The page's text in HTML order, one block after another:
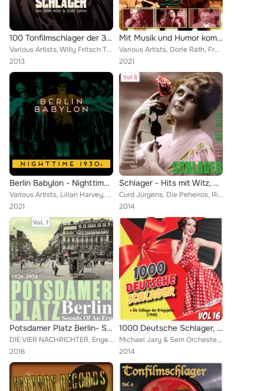
100 Tonfilmschlager der 30er, 40er und 50er Jahre
Various Artists, Willy Fritsch Trio und Begleitorchester, Marlene Dietrich, Ilse Werner, Bergleitorchester Werner Bochmann, Come...
2013
Mit Musik und Humor kommt man gut durch diese Zeit
Various Artists, Dorle Rath, Fred Bertelmann, Evelyn Künneke, Johannes Heesters, Topsy Küppers, Geschwister Schmid, Heinz Erhard...
2021
Berlin Babylon - Nighttime 1930's
Various Artists, Lilian Harvey, Barnabas Von Geczy and His Orchestra, Die Weintraubs, Otto Stenzel Dance Orchestra, Robert Gaden...
2021
Schlager - Hits mit Witz, Vol. 8
Curd Jürgens, Die Peheiros, Richard Germer, Karl Berbuer, Jupp Schmitz, Willy Fritsch, Evelyn Künneke, Dietmar Kivel, Bully Buhl...
2014
Potsdamer Platz Berlin- Sounds of an Era, Vol. 1
DIE VIER NACHRICHTER, Engelbert Milde, Marek Weber & sein Orchester, Lilian Harvey, Bernard Ette, Fritsch, Willy, BLANDINE EBING...
2016
1000 Deutsche Schlager, Vol. 16
Michael Jary & Sein Orchester, Ilse Werner, Hilde Hildebrand, Serrano, Rosita, Herbert Ernst Groh, Heinz Rühmann, Lizzi Waldmüll...
2014